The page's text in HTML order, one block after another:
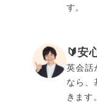
す。
🔰安
英会話
なら、
きます。